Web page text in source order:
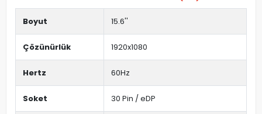
Boyut 15.6''
Çözünürlük 1920x1080
Hertz 60Hz
Soket 30 Pin / eDP